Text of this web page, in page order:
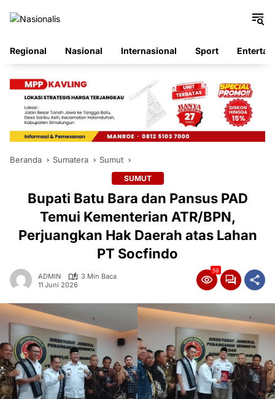
Regional
Nasional Internasional Sport
Beranda Sumatera Sumut
SUMUT
Bupati Batu Bara dan Pansus PAD
Temui Kementerian ATR/BPN,
Perjuangkan Hak Daerah atas Lahan
PT Socfindo
ADMIN
3 Min Baca
11 Juni 2026
59